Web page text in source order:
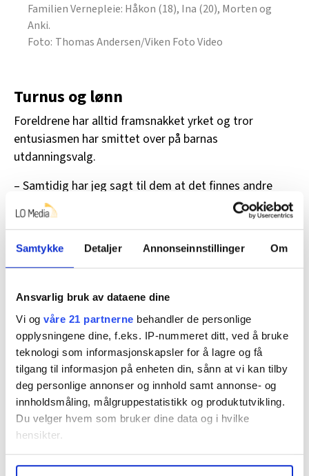
Samtykke Detaljer Annonseinnstillinger Om
Ansvarlig bruk av dataene dine
Vi og våre 21 partnerne behandler de personlige
opplysningene dine, f.eks. IP-nummeret ditt, ved å bruke
teknologi som informasjonskapsler for å lagre og få
tilgang til informasjon på enheten din, sånn at vi kan tilby
deg personlige annonser og innhold samt annonse- og
innholdsmåling, målgruppestatistikk og produktutvikling.
Du velger hvem som bruker dine data og i hvilke
hensikter.
Undermer infokan du lese om hvordan dine personlige
Familien Vernepleie: Håkon (18), Ina (20), Morten og
Anki.
Thomas Andersen/Viken Foto Video
Turnus og lønn
Foreldrene har alltid framsnakket yrket og tror
entusiasmen har smittet over på barnas
utdanningsvalg.
– Samtidig har jeg sagt til dem at det finnes andre
ting. Jeg har jo tenkt at det ville være bra om de ikke
valgte vernepleie, sier mor.
– Å, hvorfor det?
betalt seg bedre, i alle fall kommunalt ansatte
miljøterapeuter, sier hun.
Far mener mye turnus ikke trenger være negativt. Man
får utbetalt tillegg for vakter helg og kveld og
helligdager.
Han framhever også at det er gode muligheter for å
videreutdanne seg og få høynet lønna.
Anki er for eksempel blitt klinisk vernepleier gjennom